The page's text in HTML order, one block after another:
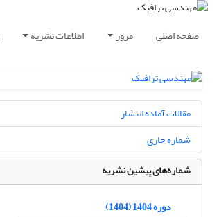
صفحه اصلی مرور اطلاعات نشریه
مقالات آماده انتشار
شماره جاری
شماره‌های پیشین نشریه
دوره 1404 (1404)